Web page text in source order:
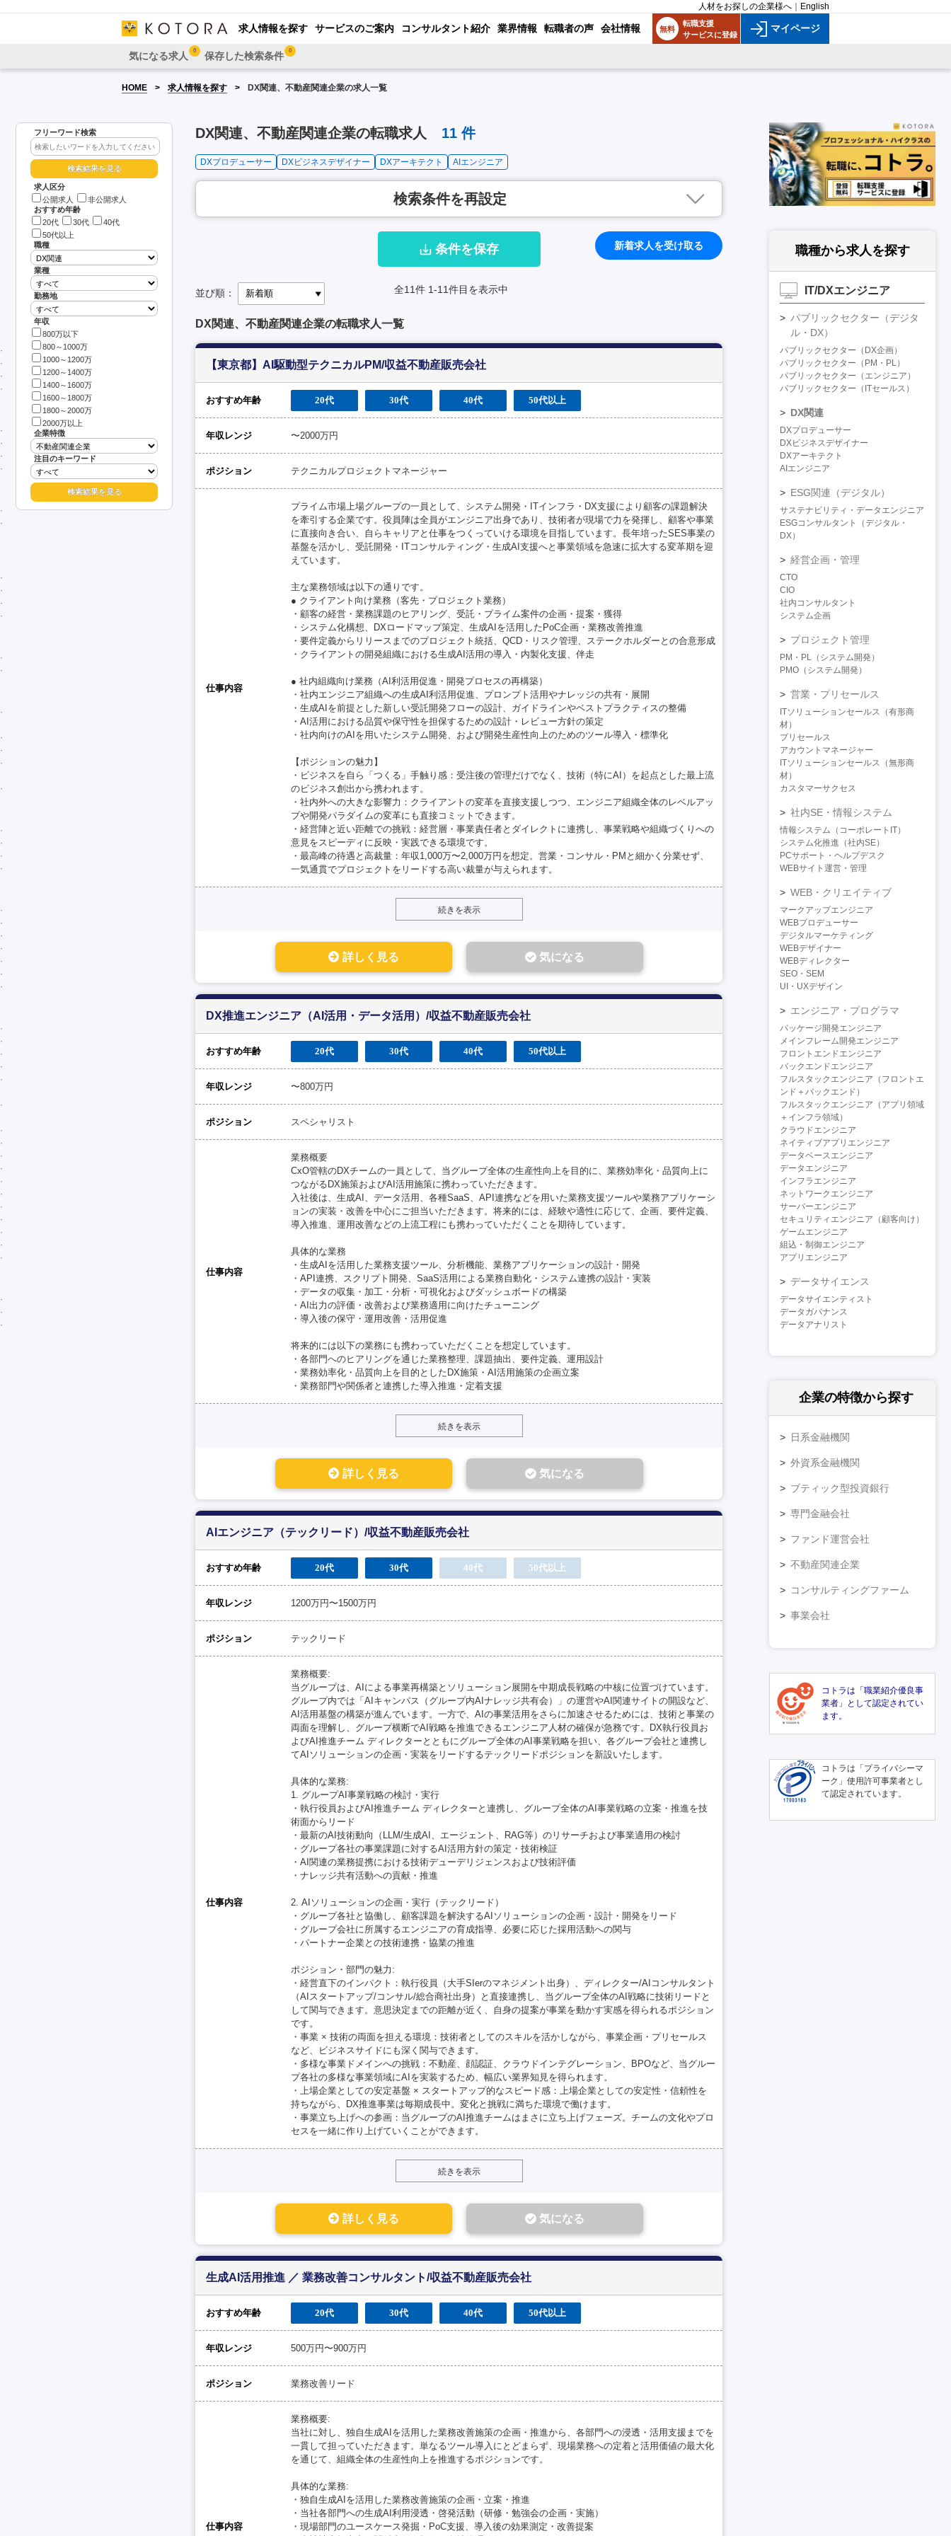
人材をお探しの企業様へ English
求人情報を探す サービスのご案内 コンサルタント紹介 業界情報 転職者の声 会社情報 無料
転職支援
サービスに登録
マイページ
気になる求人 0 保存した検索条件 0
HOME 求人情報を探す DX関連、不動産関連企業の求人一覧
フリーワード検索
求人区分
公開求人
非公開求人
おすすめ年齢
20代
30代
40代
50代以上
職種
業種
勤務地
年収
800万以下
800～1000万
1000～1200万
1200～1400万
1400～1600万
1600～1800万
1800～2000万
2000万以上
企業特徴
注目のキーワード
DX関連、不動産関連企業の転職求人 11件
DXプロデューサー DXビジネスデザイナー DXアーキテクト AIエンジニア
検索条件を再設定
条件を保存 新着求人を受け取る
並び順： 全11件 1-11件目を表示中
DX関連、不動産関連企業の転職求人一覧
【東京都】AI駆動型テクニカルPM/収益不動産販売会社
おすすめ年齢 20代 30代 40代 50代以上
年収レンジ 〜2000万円
ポジション テクニカルプロジェクトマネージャー
仕事内容
プライム市場上場グループの一員として、システム開発・ITインフラ・DX支援により顧客の課題解決
を牽引する企業です。役員陣は全員がエンジニア出身であり、技術者が現場で力を発揮し、顧客や事業
に直接向き合い、自らキャリアと仕事をつくっていける環境を目指しています。長年培ったSES事業の
基盤を活かし、受託開発・ITコンサルティング・生成AI支援へと事業領域を急速に拡大する変革期を迎
えています。
主な業務領域は以下の通りです。
● クライアント向け業務（客先・プロジェクト業務）
・顧客の経営・業務課題のヒアリング、受託・プライム案件の企画・提案・獲得
・システム化構想、DXロードマップ策定、生成AIを活用したPoC企画・業務改善推進
・要件定義からリリースまでのプロジェクト統括、QCD・リスク管理、ステークホルダーとの合意形成
・クライアントの開発組織における生成AI活用の導入・内製化支援、伴走
● 社内組織向け業務（AI利活用促進・開発プロセスの再構築）
・社内エンジニア組織への生成AI利活用促進、プロンプト活用やナレッジの共有・展開
・生成AIを前提とした新しい受託開発フローの設計、ガイドラインやベストプラクティスの整備
・AI活用における品質や保守性を担保するための設計・レビュー方針の策定
・社内向けのAIを用いたシステム開発、および開発生産性向上のためのツール導入・標準化
【ポジションの魅力】
・ビジネスを自ら「つくる」手触り感：受注後の管理だけでなく、技術（特にAI）を起点とした最上流
のビジネス創出から携われます。
・社内外への大きな影響力：クライアントの変革を直接支援しつつ、エンジニア組織全体のレベルアッ
プや開発パラダイムの変革にも直接コミットできます。
・経営陣と近い距離での挑戦：経営層・事業責任者とダイレクトに連携し、事業戦略や組織づくりへの
意見をスピーディに反映・実践できる環境です。
・最高峰の待遇と高裁量：年収1,000万〜2,000万円を想定。営業・コンサル・PMと細かく分業せず、
一気通貫でプロジェクトをリードする高い裁量が与えられます。
続きを表示
詳しく見る 気になる
DX推進エンジニア（AI活用・データ活用）/収益不動産販売会社
おすすめ年齢 20代 30代 40代 50代以上
年収レンジ 〜800万円
ポジション スペシャリスト
仕事内容
業務概要
CxO管轄のDXチームの一員として、当グループ全体の生産性向上を目的に、業務効率化・品質向上に
つながるDX施策およびAI活用施策に携わっていただきます。
入社後は、生成AI、データ活用、各種SaaS、API連携などを用いた業務支援ツールや業務アプリケーシ
ョンの実装・改善を中心にご担当いただきます。将来的には、経験や適性に応じて、企画、要件定義、
導入推進、運用改善などの上流工程にも携わっていただくことを期待しています。
具体的な業務
・生成AIを活用した業務支援ツール、分析機能、業務アプリケーションの設計・開発
・API連携、スクリプト開発、SaaS活用による業務自動化・システム連携の設計・実装
・データの収集・加工・分析・可視化およびダッシュボードの構築
・AI出力の評価・改善および業務適用に向けたチューニング
・導入後の保守・運用改善・活用促進
将来的には以下の業務にも携わっていただくことを想定しています。
・各部門へのヒアリングを通じた業務整理、課題抽出、要件定義、運用設計
・業務効率化・品質向上を目的としたDX施策・AI活用施策の企画立案
・業務部門や関係者と連携した導入推進・定着支援
続きを表示
詳しく見る 気になる
AIエンジニア（テックリード）/収益不動産販売会社
おすすめ年齢 20代 30代 40代 50代以上
年収レンジ 1200万円〜1500万円
ポジション テックリード
仕事内容
業務概要:
当グループは、AIによる事業再構築とソリューション展開を中期成長戦略の中核に位置づけています。
グループ内では「AIキャンパス（グループ内AIナレッジ共有会）」の運営やAI関連サイトの開設など、
AI活用基盤の構築が進んでいます。一方で、AIの事業活用をさらに加速させるためには、技術と事業の
両面を理解し、グループ横断でAI戦略を推進できるエンジニア人材の確保が急務です。DX執行役員お
よびAI推進チーム ディレクターとともにグループ全体のAI事業戦略を担い、各グループ会社と連携し
てAIソリューションの企画・実装をリードするテックリードポジションを新設いたします。
具体的な業務:
1. グループAI事業戦略の検討・実行
・執行役員およびAI推進チーム ディレクターと連携し、グループ全体のAI事業戦略の立案・推進を技
術面からリード
・最新のAI技術動向（LLM/生成AI、エージェント、RAG等）のリサーチおよび事業適用の検討
・グループ各社の事業課題に対するAI活用方針の策定・技術検証
・AI関連の業務提携における技術デューデリジェンスおよび技術評価
・ナレッジ共有活動への貢献・推進
2. AIソリューションの企画・実行（テックリード）
・グループ各社と協働し、顧客課題を解決するAIソリューションの企画・設計・開発をリード
・グループ会社に所属するエンジニアの育成指導、必要に応じた採用活動への関与
・パートナー企業との技術連携・協業の推進
ポジション・部門の魅力:
・経営直下のインパクト：執行役員（大手SIerのマネジメント出身）、ディレクター/AIコンサルタント
（AIスタートアップ/コンサル/総合商社出身）と直接連携し、当グループ全体のAI戦略に技術リードと
して関与できます。意思決定までの距離が近く、自身の提案が事業を動かす実感を得られるポジション
です。
・事業 × 技術の両面を担える環境：技術者としてのスキルを活かしながら、事業企画・プリセールス
など、ビジネスサイドにも深く関与できます。
・多様な事業ドメインへの挑戦：不動産、顔認証、クラウドインテグレーション、BPOなど、当グルー
プ各社の多様な事業領域にAIを実装するため、幅広い業界知見を得られます。
・上場企業としての安定基盤 × スタートアップ的なスピード感：上場企業としての安定性・信頼性を
持ちながら、DX推進事業は毎期成長中。変化と挑戦に満ちた環境で働けます。
・事業立ち上げへの参画：当グループのAI推進チームはまさに立ち上げフェーズ。チームの文化やプロ
セスを一緒に作り上げていくことができます。
続きを表示
詳しく見る 気になる
生成AI活用推進 ／ 業務改善コンサルタント/収益不動産販売会社
おすすめ年齢 20代 30代 40代 50代以上
年収レンジ 500万円〜900万円
ポジション 業務改善リード
仕事内容
業務概要:
当社に対し、独自生成AIを活用した業務改善施策の企画・推進から、各部門への浸透・活用支援までを
一貫して担っていただきます。単なるツール導入にとどまらず、現場業務への定着と活用価値の最大化
を通じて、組織全体の生産性向上を推進するポジションです。
具体的な業務:
・独自生成AIを活用した業務改善施策の企画・立案・推進
・当社各部門への生成AI利用浸透・啓発活動（研修・勉強会の企画・実施）
・現場部門のユースケース発掘・PoC支援、導入後の効果測定・改善提案
職種から求人を探す
IT/DXエンジニア
パブリックセクター（デジタ
ル・DX）
パブリックセクター（DX企画）
パブリックセクター（PM・PL）
パブリックセクター（エンジニア）
パブリックセクター（ITセールス）
DX関連
DXプロデューサー
DXビジネスデザイナー
DXアーキテクト
AIエンジニア
ESG関連（デジタル）
サステナビリティ・データエンジニア
ESGコンサルタント（デジタル・
DX）
経営企画・管理
CTO
CIO
社内コンサルタント
システム企画
プロジェクト管理
PM・PL（システム開発）
PMO（システム開発）
営業・プリセールス
ITソリューションセールス（有形商
材）
プリセールス
アカウントマネージャー
ITソリューションセールス（無形商
材）
カスタマーサクセス
社内SE・情報システム
情報システム（コーポレートIT）
システム化推進（社内SE）
PCサポート・ヘルプデスク
WEBサイト運営・管理
WEB・クリエイティブ
マークアップエンジニア
WEBプロデューサー
デジタルマーケティング
WEBデザイナー
WEBディレクター
SEO・SEM
UI・UXデザイン
エンジニア・プログラマ
パッケージ開発エンジニア
メインフレーム開発エンジニア
フロントエンドエンジニア
バックエンドエンジニア
フルスタックエンジニア（フロントエ
ンド＋バックエンド）
フルスタックエンジニア（アプリ領域
＋インフラ領域）
クラウドエンジニア
ネイティブアプリエンジニア
データベースエンジニア
データエンジニア
インフラエンジニア
ネットワークエンジニア
サーバーエンジニア
セキュリティエンジニア（顧客向け）
ゲームエンジニア
組込・制御エンジニア
アプリエンジニア
データサイエンス
データサイエンティスト
データガバナンス
データアナリスト
企業の特徴から探す
日系金融機関
外資系金融機関
ブティック型投資銀行
専門金融会社
ファンド運営会社
不動産関連企業
コンサルティングファーム
事業会社
コトラは「職業紹介優良事
業者」として認定されてい
ます。
コトラは「プライバシーマ
ーク」使用許可事業者とし
て認定されています。